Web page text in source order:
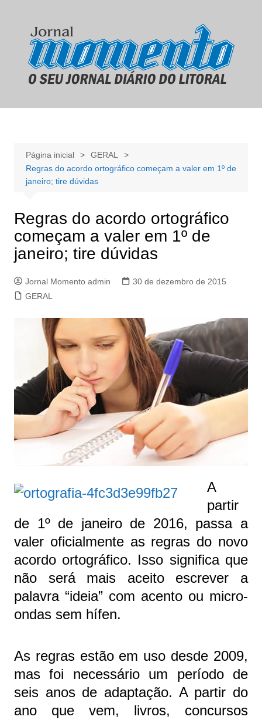
conteúdo
Página inicial
GERAL
Regras do acordo ortográfico começam a valer em 1º de
janeiro; tire dúvidas
Regras do acordo ortográfico
começam a valer em 1º de
janeiro; tire dúvidas
Jornal Momento admin
30 de dezembro de 2015
GERAL
A
partir
de 1º de janeiro de 2016, passa a
valer oficialmente as regras do novo
acordo ortográfico. Isso significa que
não será mais aceito escrever a
palavra “ideia” com acento ou micro-
ondas sem hífen.
As regras estão em uso desde 2009,
mas foi necessário um período de
seis anos de adaptação. A partir do
ano que vem, livros, concursos